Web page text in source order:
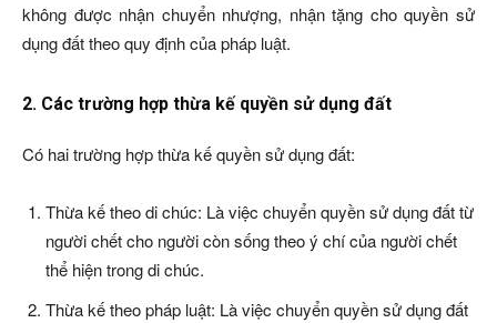
không được nhận chuyển nhượng, nhận tặng cho quyền sử
dụng đất theo quy định của pháp luật.
2. Các trường hợp thừa kế quyền sử dụng đất
Có hai trường hợp thừa kế quyền sử dụng đất:
Thừa kế theo di chúc: Là việc chuyển quyền sử dụng đất từ
người chết cho người còn sống theo ý chí của người chết
thể hiện trong di chúc.
Thừa kế theo pháp luật: Là việc chuyển quyền sử dụng đất